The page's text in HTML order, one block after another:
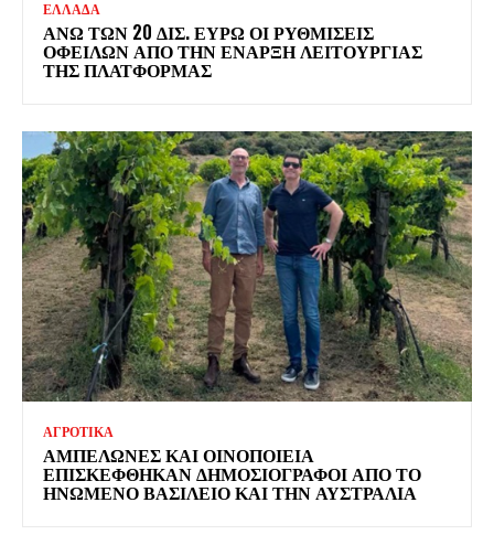
ΕΛΛΑΔΑ
ΆΝΩ ΤΩΝ 20 ΔΙΣ. ΕΥΡΏ ΟΙ ΡΥΘΜΊΣΕΙΣ
ΟΦΕΙΛΏΝ ΑΠΌ ΤΗΝ ΈΝΑΡΞΗ ΛΕΙΤΟΥΡΓΊΑΣ
ΤΗΣ ΠΛΑΤΦΌΡΜΑΣ
ΑΓΡΟΤΙΚΑ
ΑΜΠΕΛΏΝΕΣ ΚΑΙ ΟΙΝΟΠΟΙΕΊΑ
ΕΠΙΣΚΈΦΘΗΚΑΝ ΔΗΜΟΣΙΟΓΡΆΦΟΙ ΑΠΌ ΤΟ
ΗΝΩΜΈΝΟ ΒΑΣΊΛΕΙΟ ΚΑΙ ΤΗΝ ΑΥΣΤΡΑΛΊΑ